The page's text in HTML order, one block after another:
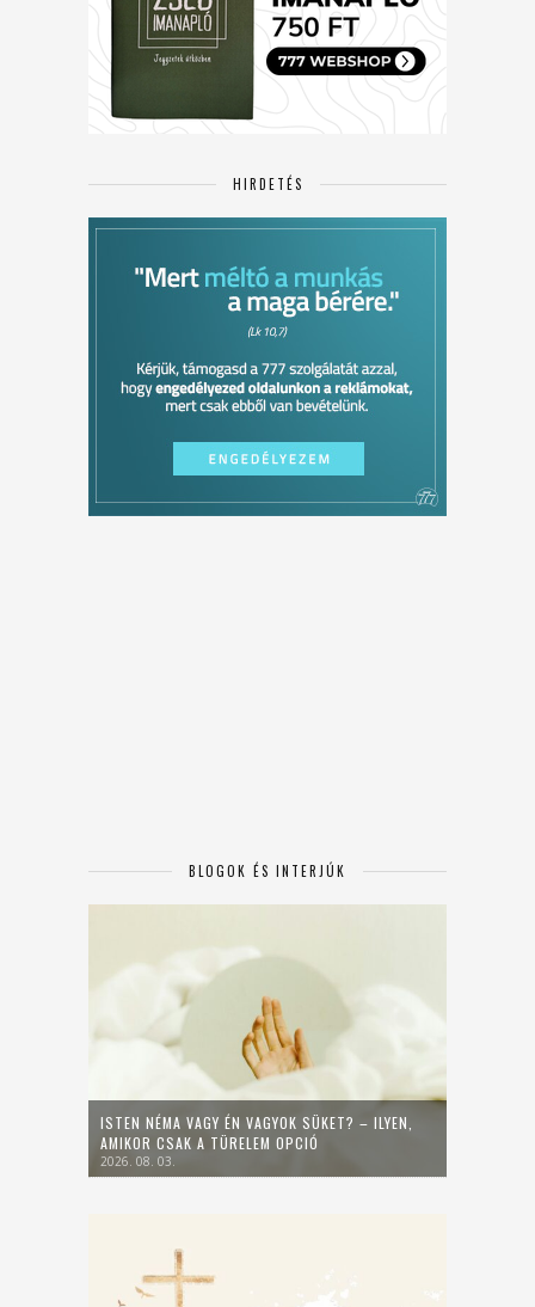
HIRDETÉS
BLOGOK ÉS INTERJÚK
ISTEN NÉMA VAGY ÉN VAGYOK SÜKET? – ILYEN,
AMIKOR CSAK A TÜRELEM OPCIÓ
2026. 08. 03.